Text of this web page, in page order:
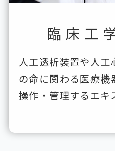
臨床工
人工透析装置や人
の命に関わる医療
操作・管理するエキ